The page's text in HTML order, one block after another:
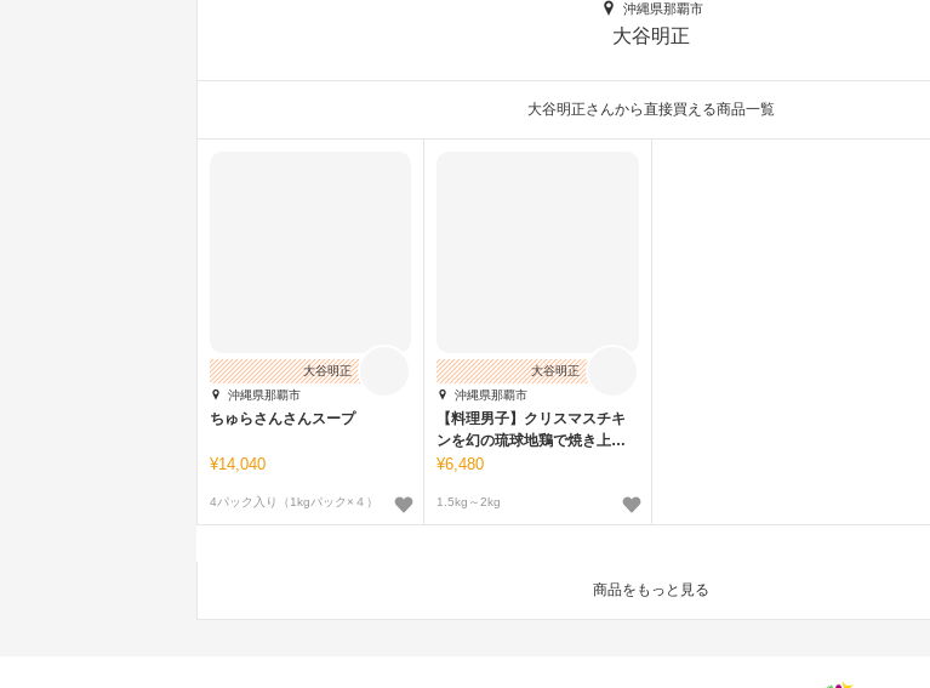
沖縄県那覇市
大谷明正
大谷明正さんから直接買える商品一覧
ちゅらさんさんスープ
14,040
4パック入り（1kgパック×４）
大谷明正
沖縄県那覇市
【料理男子】クリスマスチキ
ンを幻の琉球地鶏で焼き上げ
る。
6,480
1.5kg～2kg
大谷明正
沖縄県那覇市
商品をもっと見る